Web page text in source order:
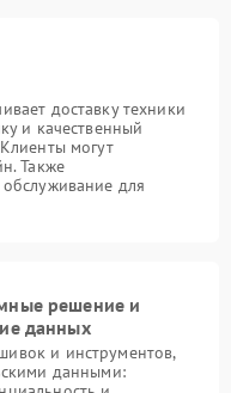
доставку техники
и качественный
могут
Также
обслуживание для
решение и
данных
и инструментов,
данными: